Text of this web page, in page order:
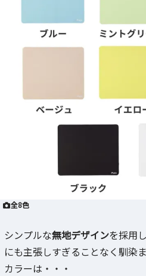
全8色
シンプルな無地デザインを採用
にも主張しすぎることなく馴染
カラーは・・・